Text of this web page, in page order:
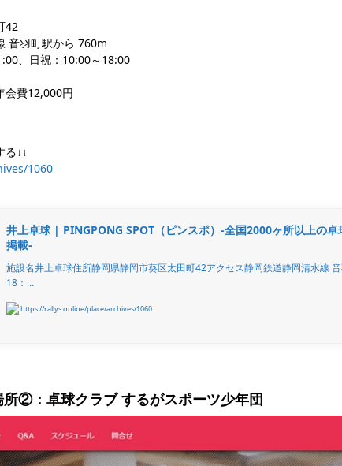
42
音羽町駅から 760m
、日祝：10:00～18:00
会費12,000円
る↓↓
1060
井上卓球 | PINGPONG SPOT（ピンスポ）-全国2000ヶ所以上の
掲載-
施設名井上卓球住所静岡県静岡市葵区太田町42アクセス静岡鉄道静岡清水線
18：…
https://rallys.online/place/archives/1060
②：卓球クラブ するがスポーツ少年団